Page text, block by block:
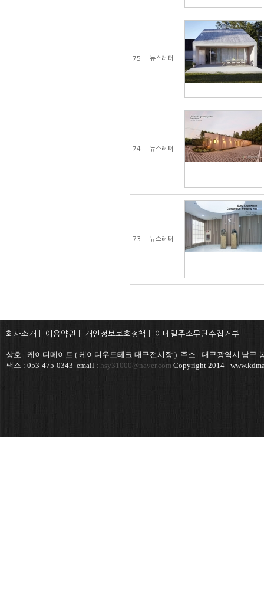
75 뉴스레터
74 뉴스레터
73 뉴스레터
회사소개 이용약관 개인정보보호정책 이메일주소무단수집거부
상호 : 케이디메이트 ( 케이디우드테크 대구전시장 ) 주소 : 대구광역시 남구
팩스 : 053-475-0343 email : hsy31000@naver.com Copyright 2014 -